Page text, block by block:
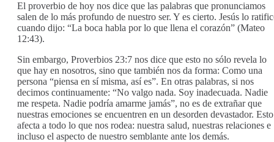
El proverbio de hoy nos dice que las palabras que pronunciamos
salen de lo más profundo de nuestro ser. Y es cierto. Jesús lo
cuando dijo: “La boca habla por lo que llena el corazón” (Mateo
12:43).
Sin embargo, Proverbios 23:7 nos dice que esto no sólo revela lo
que hay en nosotros, sino que también nos da forma: Como una
persona “piensa en sí misma, así es”. En otras palabras, si nos
decimos continuamente: “No valgo nada. Soy inadecuada. Nadie
me respeta. Nadie podría amarme jamás”, no es de extrañar que
nuestras emociones se encuentren en un desorden devastador. Esto
afecta a todo lo que nos rodea: nuestra salud, nuestras relaciones e
incluso el aspecto de nuestro semblante ante los demás.